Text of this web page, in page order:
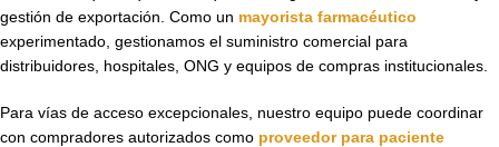
gestión de exportación. Como un mayorista farmacéutico
experimentado, gestionamos el suministro comercial para
distribuidores, hospitales, ONG y equipos de compras institucionales.
Para vías de acceso excepcionales, nuestro equipo puede coordinar
con compradores autorizados como proveedor para paciente